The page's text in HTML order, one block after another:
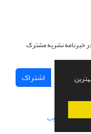
خبرنامه نشریه مشترک
اشتراک
سازی از سیناوب